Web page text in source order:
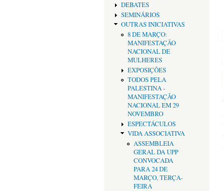
DEBATES
SEMINÁRIOS
OUTRAS INICIATIVAS
8 DE MARÇO:
MANIFESTAÇÃO
NACIONAL DE
MULHERES
EXPOSIÇÕES
TODOS PELA
PALESTINA -
MANIFESTAÇÃO
NACIONAL EM 29
NOVEMBRO
ESPECTÁCULOS
VIDA ASSOCIATIVA
ASSEMBLEIA
GERAL DA UPP
CONVOCADA
PARA 24 DE
MARÇO, TERÇA-
FEIRA